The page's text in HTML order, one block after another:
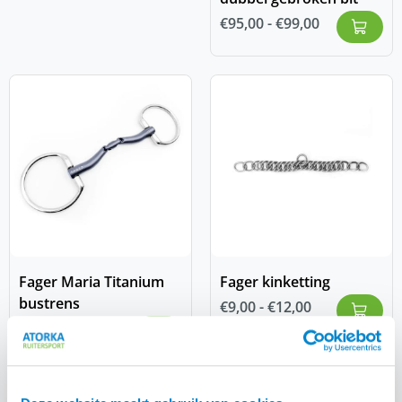
€95,00-€99,00
Fager Maria Titanium
bustrens
€129,00
Fager kinketting
€9,00-€12,00